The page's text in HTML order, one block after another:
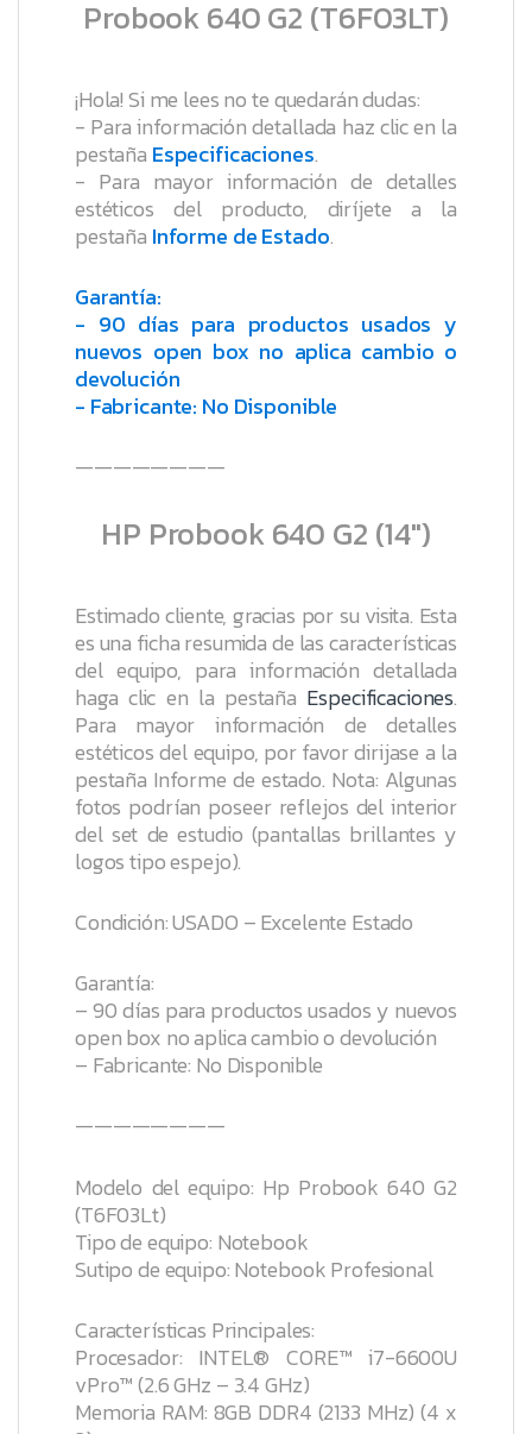
Probook 640 G2 (T6F03LT)
¡Hola! Si me lees no te quedarán dudas:
- Para información detallada haz clic en la
pestaña Especificaciones.
- Para mayor información de detalles
estéticos del producto, diríjete a la
pestaña Informe de Estado.
Garantía:
- 90 días para productos usados y
nuevos open box no aplica cambio o
devolución
- Fabricante: No Disponible
————————
HP Probook 640 G2 (14″)
Estimado cliente, gracias por su visita. Esta
es una ficha resumida de las características
del equipo, para información detallada
haga clic en la pestaña Especificaciones.
Para mayor información de detalles
estéticos del equipo, por favor dirijase a la
pestaña Informe de estado. Nota: Algunas
fotos podrían poseer reflejos del interior
del set de estudio (pantallas brillantes y
logos tipo espejo).
Condición: USADO – Excelente Estado
Garantía:
– 90 días para productos usados y nuevos
open box no aplica cambio o devolución
– Fabricante: No Disponible
————————
Modelo del equipo: Hp Probook 640 G2
(T6F03Lt)
Tipo de equipo: Notebook
Sutipo de equipo: Notebook Profesional
Características Principales:
Procesador: INTEL® CORE™ i7-6600U
vPro™ (2.6 GHz – 3.4 GHz)
Memoria RAM: 8GB DDR4 (2133 MHz) (4 x